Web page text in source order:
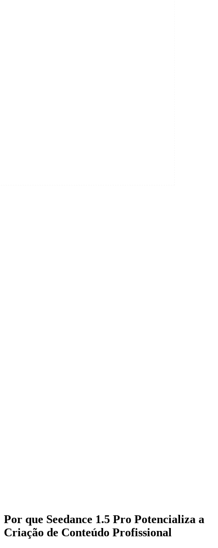
Por que Seedance 1.5 Pro Potencializa a
Criação de Conteúdo Profissional